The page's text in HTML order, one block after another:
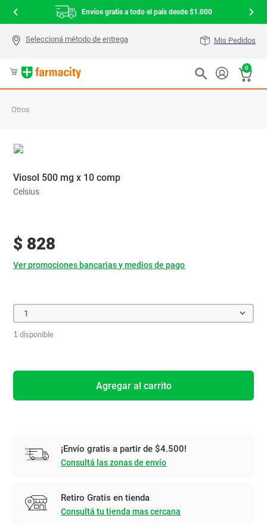
Envíos gratis a todo el país desde $1.000
Mis Pedidos
0
Otros
Viosol 500 mg x 10 comp
Celsius
$ 828
Ver promociones bancarias y medios de pago
1
1 disponible
Agregar al carrito
¡Envío gratis a partir de $4.500!
Consultá las zonas de envío
Retiro Gratis en tienda
Consultá tu tienda mas cercana